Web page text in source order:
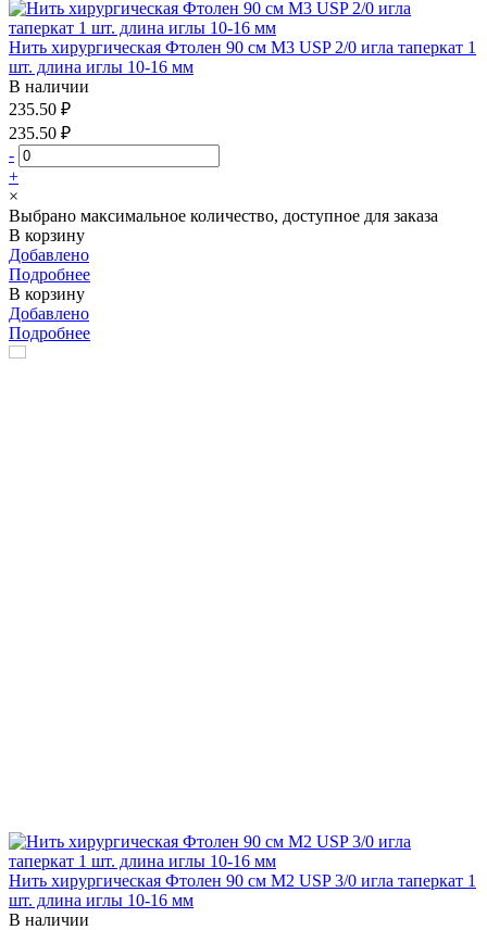
Нить хирургическая Фтолен 90 см М3 USP 2/0 игла таперкат 1
шт. длина иглы 10-16 мм
В наличии
235.50 ₽
235.50 ₽
-
+
×
Выбрано максимальное количество, доступное для заказа
В корзину
Добавлено
Подробнее
В корзину
Добавлено
Подробнее
Нить хирургическая Фтолен 90 см М2 USP 3/0 игла таперкат 1
шт. длина иглы 10-16 мм
В наличии